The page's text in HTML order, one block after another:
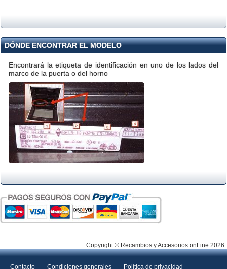
DÓNDE ENCONTRAR EL MODELO
Encontrará la etiqueta de identificación en uno de los lados del
marco de la puerta o del horno
Copyright © Recambios y Accesorios onLine 2026
Contacto Condiciones generales Política de privacidad